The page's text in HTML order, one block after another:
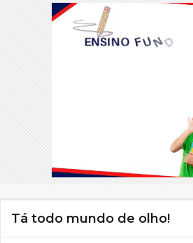
Tá todo mundo de olho!